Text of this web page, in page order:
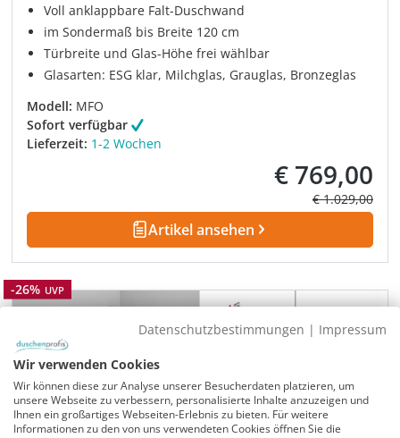
Voll anklappbare Falt-Duschwand
im Sondermaß bis Breite 120 cm
Türbreite und Glas-Höhe frei wählbar
Glasarten: ESG klar, Milchglas, Grauglas, Bronzeglas
Modell: MFO
Sofort verfügbar
Lieferzeit: 1-2 Wochen
Verkaufspreis:
€ 769,00
Regulärer
€ 1.029,00
Artikel ansehen
Rabatt
-26% UVP
Datenschutzbestimmungen | Impressum
Wir verwenden Cookies
Wir können diese zur Analyse unserer Besucherdaten platzieren, um
unsere Webseite zu verbessern, personalisierte Inhalte anzuzeigen und
Ihnen ein großartiges Webseiten-Erlebnis zu bieten. Für weitere
Informationen zu den von uns verwendeten Cookies öffnen Sie die